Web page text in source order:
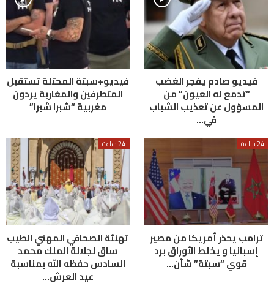
فيديو صادم يفجر الغضب
“تدمع له العيون” من
المسؤول عن تعذيب الشباب
في…
فيديو+سبتة المحتلة تستقبل
المتطرفين والمغاربة يردون
مغربية “شبرا شبرا”
24 ساعة
ترامب يحذر أمريكا من مصير
إسبانيا و يخلط الأوراق برد
قوي “سبتة” شأن…
24 ساعة
تهنئة الصحافي المهني الطيب
ساق لجلالة الملك محمد
السادس حفظه الله بمناسبة
عيد العرش…